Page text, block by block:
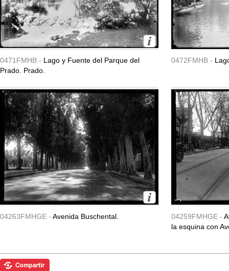
0471FMHB - Lago y Fuente del Parque del
Prado. Prado.
0472FMHB -
04263FMHGE - Avenida Buschental. 04259FMHGE -
la esquina con